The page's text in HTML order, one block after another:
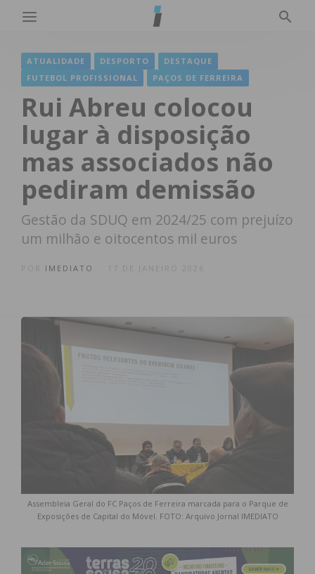
ATUALIDADE DESPORTO
DESTAQUE
FUTEBOL PROFISSIONAL
PAÇOS DE FERREIRA
Rui Abreu colocou
lugar à disposição
mas associados não
pediram demissão
Gestão da SDUQ em 2024/25 com prejuízo
um milhão e oitocentos mil euros
IMEDIATO 17 DE JANEIRO 2026
Assembleia Geral do FC Paços de Ferreira marcada para o Parque de
Exposições de Capital do Móvel. FOTO: Arquivo Jornal IMEDIATO